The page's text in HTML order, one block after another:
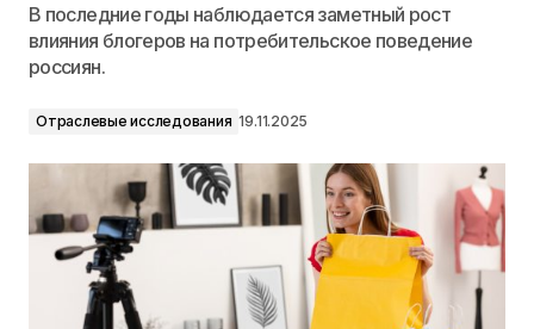
В последние годы наблюдается заметный рост
влияния блогеров на потребительское поведение
россиян.
Отраслевые исследования 19.11.2025